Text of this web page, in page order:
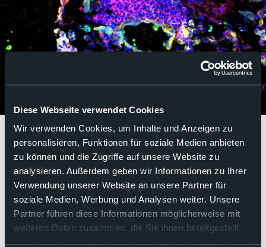
Diese Webseite verwendet Cookies
Wir verwenden Cookies, um Inhalte und Anzeigen zu
personalisieren, Funktionen für soziale Medien anbieten
zu können und die Zugriffe auf unsere Website zu
analysieren. Außerdem geben wir Informationen zu Ihrer
Verwendung unserer Website an unsere Partner für
soziale Medien, Werbung und Analysen weiter. Unsere
Partner führen diese Informationen möglicherweise mit
weiteren Daten zusammen, die Sie ihnen bereitgestellt
Kostenstrukturerhebung
Kostenstrukturerhebung
Nach Relevanz sortieren